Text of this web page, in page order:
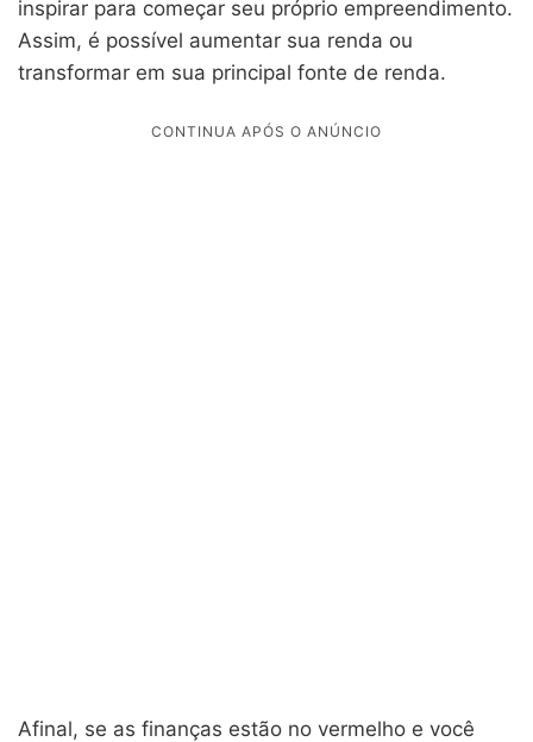
inspirar para começar seu próprio empreendimento.
Assim, é possível aumentar sua renda ou
transformar em sua principal fonte de renda.
Afinal, se as finanças estão no vermelho e você